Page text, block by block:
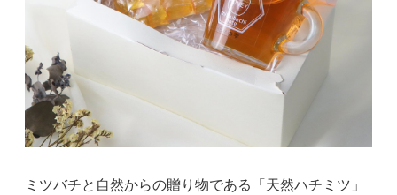
ミツバチと自然からの贈り物である「天然ハチミツ」